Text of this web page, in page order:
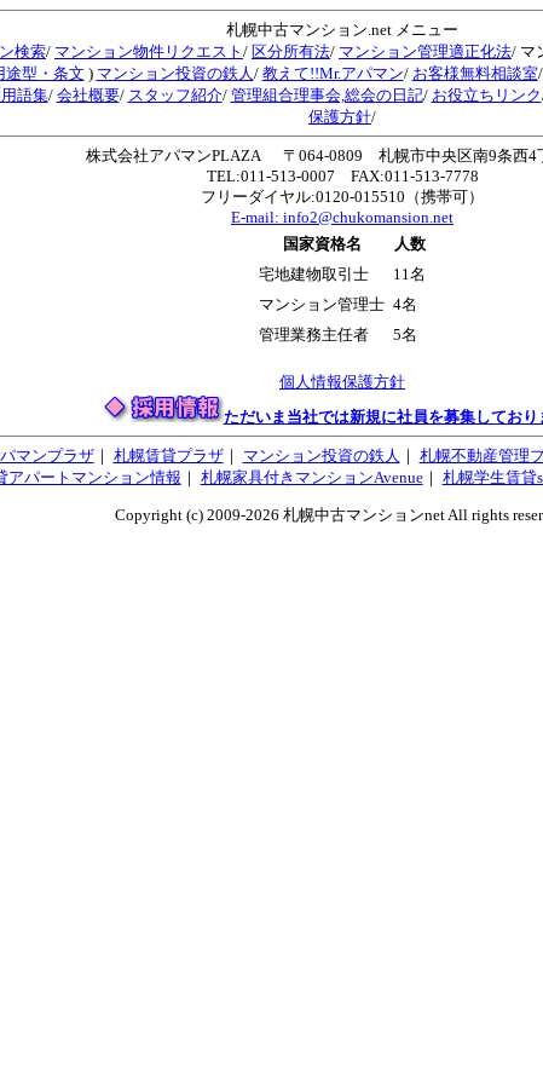
札幌中古マンション.net メニュー
検索/ マンション物件リクエスト / 区分所有法/ マンション管理適正化法/ マ
途型・条文 ) マンション投資の鉄人 / 教えて!!Mr.アパマン/ お客様無料相談室/
語集/ 会社概要/ スタッフ紹介/ 管理組合理事会,総会の日記/ お役立ちリンク
保護方針/
株式会社アパマンPLAZA 〒064-0809 札幌市中央区南9条西4
TEL:011-513-0007 FAX:011-513-7778
フリーダイヤル:0120-015510（携帯可）
E-mail: info2@chukomansion.net
国家資格名
人数
宅地建物取引士
11名
マンション管理士 4名
管理業務主任者
5名
個人情報保護方針
ただいま当社では新規に社員を募集しており
マンプラザ｜ 札幌賃貸プラザ｜ マンション投資の鉄人 ｜ 札幌不動産管理
アパートマンション情報 ｜ 札幌家具付きマンションAvenue｜ 札幌学生賃貸
Copyright (c) 2009-2026 札幌中古マンションnet All rights